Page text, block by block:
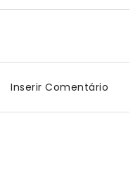
Inserir Comentário